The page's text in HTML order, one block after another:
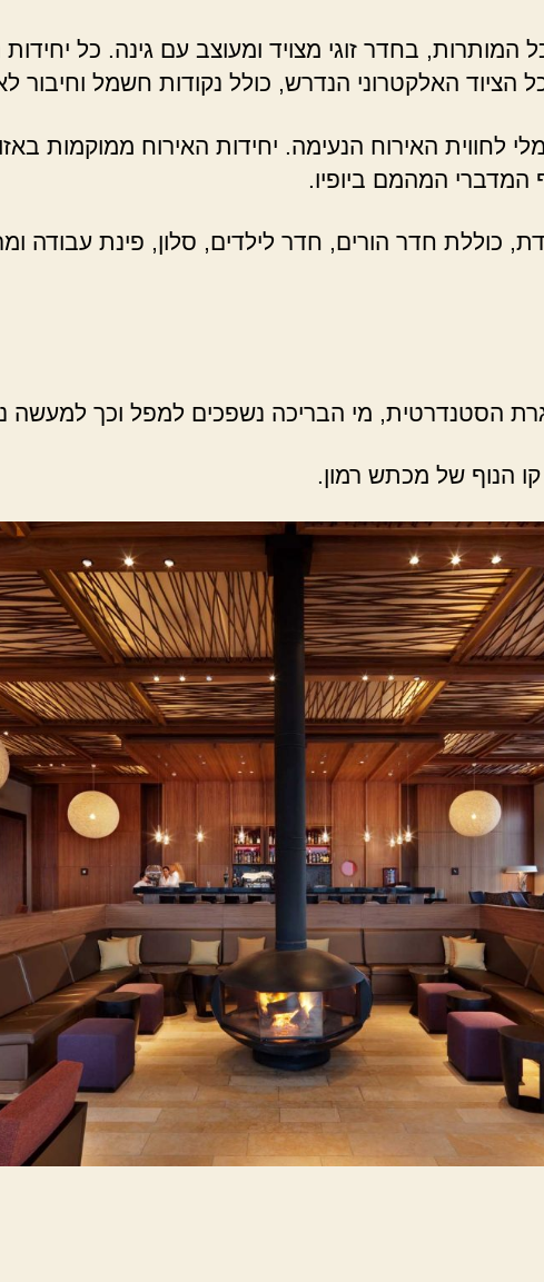
המותרות, בחדר זוגי מצויד ומעוצב עם גינה. כל
הציוד האלקטרוני הנדרש, כולל נקודות חשמל וחיבור
לחווית האירוח הנעימה. יחידות האירוח ממוקמות
המדברי המהמם ביופיו.
כוללת חדר הורים, חדר לילדים, סלון, פינת עבודה
הסטנדרטית, מי הבריכה נשפכים למפל וכך למעשה
הנוף של מכתש רמון.